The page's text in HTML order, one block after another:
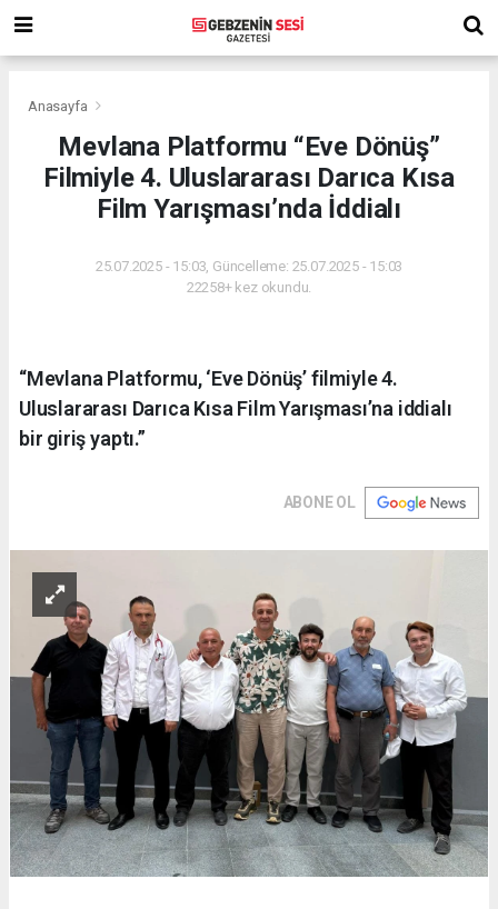
Anasayfa
Mevlana Platformu “Eve Dönüş”
Filmiyle 4. Uluslararası Darıca Kısa
Film Yarışması’nda İddialı
25.07.2025 - 15:03, Güncelleme: 25.07.2025 - 15:03
22258+ kez okundu.
“Mevlana Platformu, ‘Eve Dönüş’ filmiyle 4.
Uluslararası Darıca Kısa Film Yarışması’na iddialı
bir giriş yaptı.”
ABONE OL